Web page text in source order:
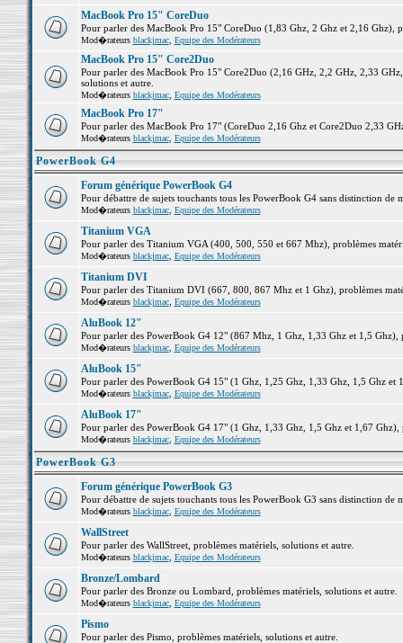
MacBook Pro 15" CoreDuo
Pour parler des MacBook Pro 15" CoreDuo (1,83 Ghz, 2 Ghz et 2,16 Ghz),
Mod�rateurs blackjmac, Equipe des Modérateurs
MacBook Pro 15" Core2Duo
Pour parler des MacBook Pro 15" Core2Duo (2,16 GHz, 2,2 GHz, 2,33
solutions et autre.
Mod�rateurs blackjmac, Equipe des Modérateurs
MacBook Pro 17"
Pour parler des MacBook Pro 17" (CoreDuo 2,16 Ghz et Core2Duo 2,33
Mod�rateurs blackjmac, Equipe des Modérateurs
PowerBook G4
Forum générique PowerBook G4
Pour débattre de sujets touchants tous les PowerBook G4 sans distinction de
Mod�rateurs blackjmac, Equipe des Modérateurs
Titanium VGA
Pour parler des Titanium VGA (400, 500, 550 et 667 Mhz), problèmes
Mod�rateurs blackjmac, Equipe des Modérateurs
Titanium DVI
Pour parler des Titanium DVI (667, 800, 867 Mhz et 1 Ghz), problèmes
Mod�rateurs blackjmac, Equipe des Modérateurs
AluBook 12"
Pour parler des PowerBook G4 12" (867 Mhz, 1 Ghz, 1,33 Ghz et 1,5 Ghz),
Mod�rateurs blackjmac, Equipe des Modérateurs
AluBook 15"
Pour parler des PowerBook G4 15" (1 Ghz, 1,25 Ghz, 1,33 Ghz, 1,5 Ghz et
Mod�rateurs blackjmac, Equipe des Modérateurs
AluBook 17"
Pour parler des PowerBook G4 17" (1 Ghz, 1,33 Ghz, 1,5 Ghz et 1,67 Ghz),
Mod�rateurs blackjmac, Equipe des Modérateurs
PowerBook G3
Forum générique PowerBook G3
Pour débattre de sujets touchants tous les PowerBook G3 sans distinction de
Mod�rateurs blackjmac, Equipe des Modérateurs
WallStreet
Pour parler des WallStreet, problèmes matériels, solutions et autre.
Mod�rateurs blackjmac, Equipe des Modérateurs
Bronze/Lombard
Pour parler des Bronze ou Lombard, problèmes matériels, solutions et autre.
Mod�rateurs blackjmac, Equipe des Modérateurs
Pismo
Pour parler des Pismo, problèmes matériels, solutions et autre.